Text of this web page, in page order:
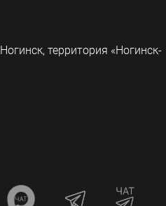
Ногинск, территория «Ногинск-